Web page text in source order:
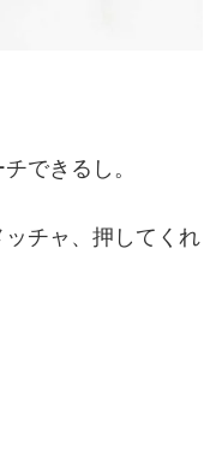
できるし。
チャ、押してくれ